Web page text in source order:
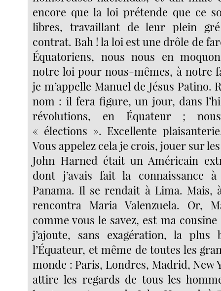
encore que la loi prétende que ce
libres, travaillant de leur plein
contrat. Bah ! la loi est une drôle de
Équatoriens, nous nous en
notre loi pour nous-mêmes, à notre
je m’appelle Manuel de Jésus Patino.
nom : il fera figure, un jour, dans
révolutions, en Équateur ;
« élections ». Excellente
Vous appelez cela je crois, jouer sur
John Harned était un Américain
dont j’avais fait la connaissance
Panama. Il se rendait à Lima. Mais,
rencontra Maria Valenzuela. Or,
comme vous le savez, est ma
j’ajoute, sans exagération, la plus
l’Équateur, et même de toutes les
monde : Paris, Londres, Madrid, New
attire les regards de tous les